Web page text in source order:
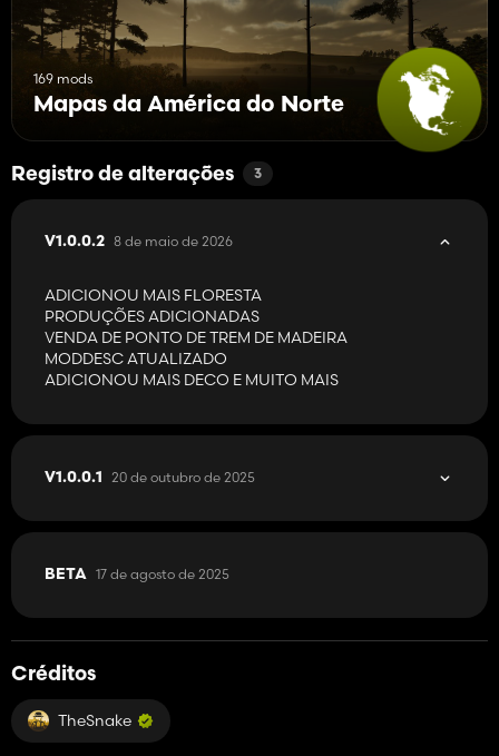
169 mods
Mapas da América do Norte
Registro de alterações 3
V1.0.0.2 8 de maio de 2026
ADICIONOU MAIS FLORESTA
PRODUÇÕES ADICIONADAS
VENDA DE PONTO DE TREM DE MADEIRA
MODDESC ATUALIZADO
ADICIONOU MAIS DECO E MUITO MAIS
V1.0.0.1 20 de outubro de 2025
BETA 17 de agosto de 2025
Créditos
TheSnake